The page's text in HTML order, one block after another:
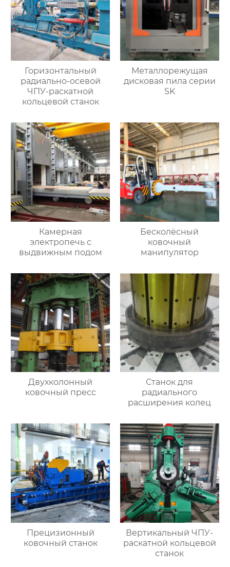
Горизонтальный
радиально-осевой
ЧПУ-раскатной
кольцевой станок
Металлорежущая
дисковая пила серии
SK
Камерная
электропечь с
выдвижным подом
Бесколёсный
ковочный
манипулятор
Двухколонный
ковочный пресс
Станок для
радиального
расширения колец
Прецизионный
ковочный станок
Вертикальный ЧПУ-
раскатной кольцевой
станок